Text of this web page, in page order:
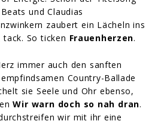
und Claudias
zaubert ein Lächeln ins
So ticken Frauenherzen.
immer auch den sanften
Country-Ballade
sie Seele und Ohr ebenso,
Wir warn doch so nah dran.
wir mit ihr eine